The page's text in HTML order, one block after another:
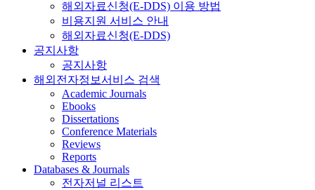
해외자료신청(E-DDS) 이용 방법
비용지원 서비스 안내
해외자료신청(E-DDS)
공지사항
공지사항
해외전자정보서비스 검색
Academic Journals
Ebooks
Dissertations
Conference Materials
Reviews
Reports
Databases & Journals
전자저널 리스트